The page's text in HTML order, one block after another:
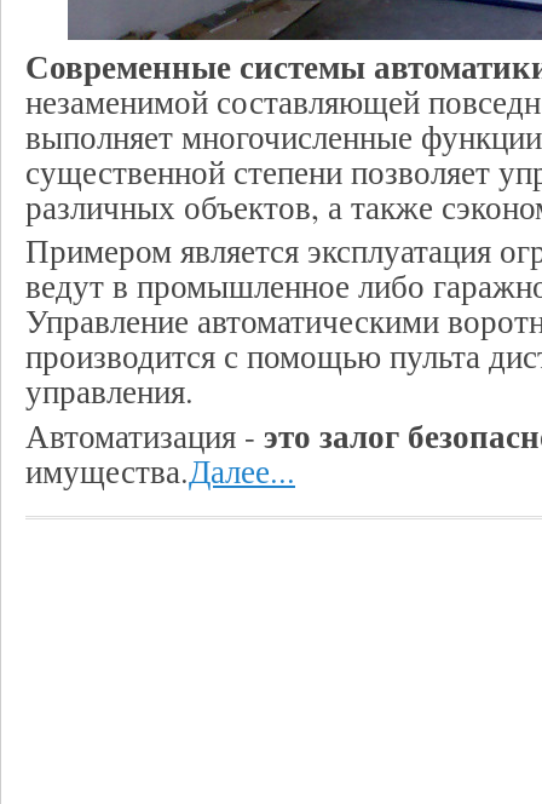
Современные системы
незаменимой составляющей
выполняет многочисленные
существенной степени позволяет
различных объектов, а также
Примером является эксплуатация
ведут в промышленное либо
Управление автоматическими
производится с помощью пульта
управления.
Автоматизация - это залог
имущества.Далее...